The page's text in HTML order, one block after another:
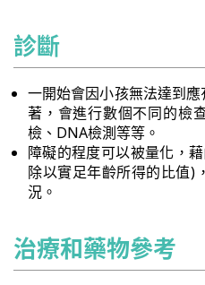
診斷
一開始會因小孩無法達到
著，會進行數個不同的檢
檢、DNA檢測等等。
障礙的程度可以被量化，
除以實足年齡所得的比值)
況。
治療和藥物參考